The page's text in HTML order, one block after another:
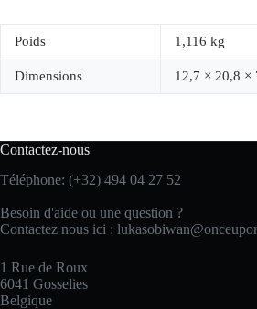
Poids 1,116 kg
Dimensions 12,7 × 20,8 ×
Contactez-nous
Téléphone: (+32) 494 04 27 52
Besoin d'aide ou une question ?
Contactez nous ici :
1 Rue de Roux
6041 Gosselies
Belgique